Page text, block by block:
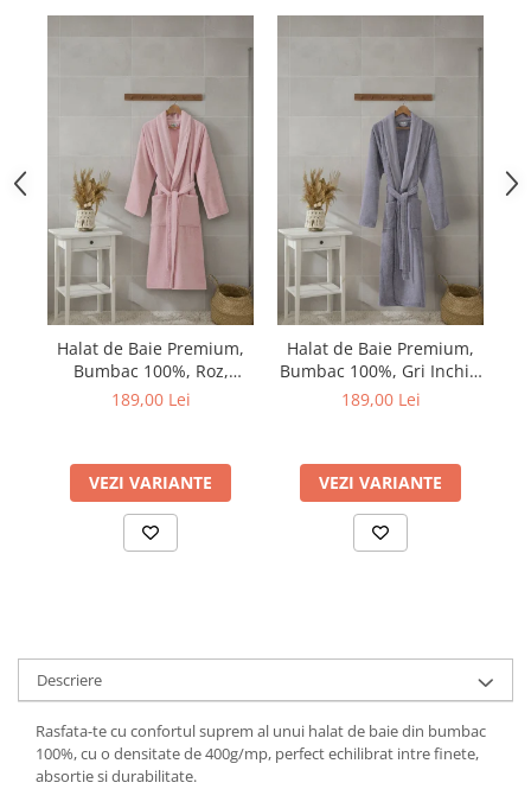
Halat de Baie Premium,
Bumbac 100%, Roz,
Ambalat in Cutie Cadou
189,00 Lei
VEZI VARIANTE
Halat de Baie Premium,
Bumbac 100%, Gri Inchis,
Ambalat in Cutie Cadou
189,00 Lei
VEZI VARIANTE
Descriere
Rasfata-te cu confortul suprem al unui halat de baie din bumbac
100%, cu o densitate de 400g/mp, perfect echilibrat intre finete,
absortie si durabilitate.